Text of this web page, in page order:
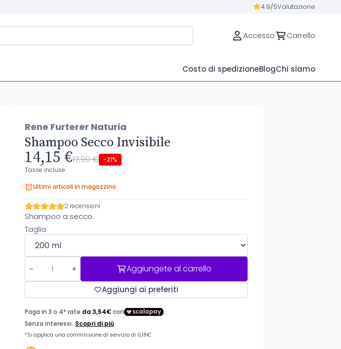
4.9/5Valutazione
Accesso Carrello
Costo di spedizioneBlogChi siamo
Rene Furterer Naturia
Shampoo Secco Invisibile
14,15 €17,90 € -21%
Tasse incluse
Ultimi articoli in magazzino
2 recensioni
Shampoo a secco.
Taglia
Aggiungete al carrello
Aggiungi ai preferiti